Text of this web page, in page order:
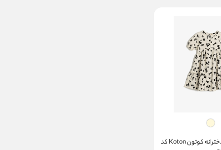
پیراهن طرح دار دخترانه کوتون Koton کد